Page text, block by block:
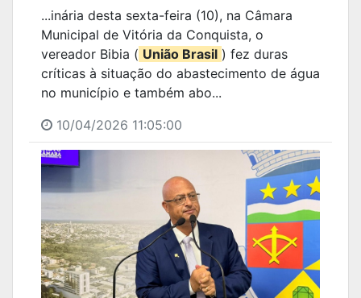
...inária desta sexta-feira (10), na Câmara
Municipal de Vitória da Conquista, o
vereador Bibia ( União Brasil ) fez duras
críticas à situação do abastecimento de água
no município e também abo...
10/04/2026 11:05:00